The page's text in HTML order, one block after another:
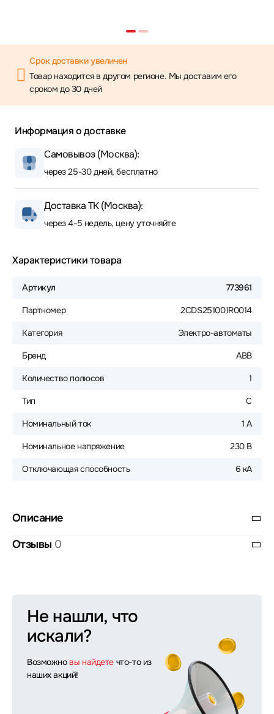
Срок доставки увеличен
Товар находится в другом регионе. Мы доставим его
сроком до 30 дней
Информация о доставке
Самовывоз (Москва):
через 25-30 дней, бесплатно
Доставка ТК (Москва):
через 4-5 недель, цену уточняйте
Характеристики товара
Артикул 773961
Партномер 2CDS251001R0014
Категория Электро-автоматы
Бренд ABB
Количество полюсов 1
Тип C
Номинальный ток 1 А
Номинальное напряжение 230 В
Отключающая способность 6 кА
Описание
Отзывы 0
Не нашли, что
искали?
Возможно вы найдете что-то из
наших акций!